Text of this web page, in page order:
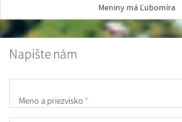
Meniny má Ľubomíra
Napíšte nám
Meno a priezvisko *